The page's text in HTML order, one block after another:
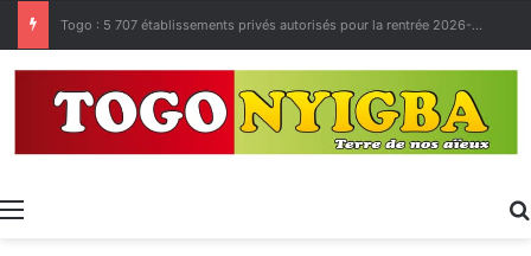
Made in Togo 2026 : un bilan positif qui prépare le terrain pour la Foire Internationale de Lomé
Menu